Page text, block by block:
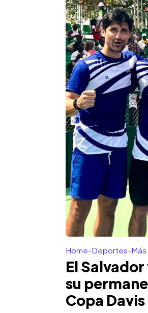
Home-Deportes-
El
su
Copa Davis